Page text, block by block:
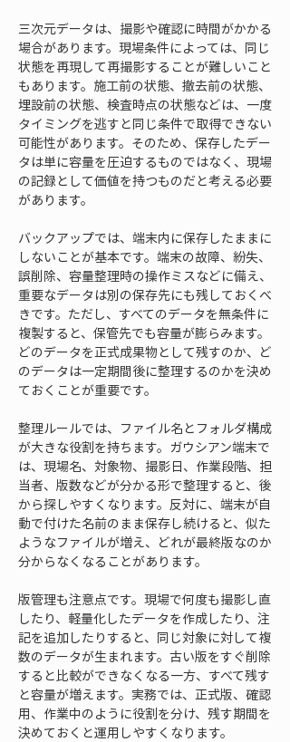
三次元データは、撮影や確認に時間がかかる
場合があります。現場条件によっては、同じ
状態を再現して再撮影することが難しいこと
もあります。施工前の状態、撤去前の状態、
埋設前の状態、検査時点の状態などは、一度
タイミングを逃すと同じ条件で取得できない
可能性があります。そのため、保存したデー
タは単に容量を圧迫するものではなく、現場
の記録として価値を持つものだと考える必要
があります。
バックアップでは、端末内に保存したままに
しないことが基本です。端末の故障、紛失、
誤削除、容量整理時の操作ミスなどに備え、
重要なデータは別の保存先にも残しておくべ
きです。ただし、すべてのデータを無条件に
複製すると、保管先でも容量が膨らみます。
どのデータを正式成果物として残すのか、ど
のデータは一定期間後に整理するのかを決め
ておくことが重要です。
整理ルールでは、ファイル名とフォルダ構成
が大きな役割を持ちます。ガウシアン端末で
は、現場名、対象物、撮影日、作業段階、担
当者、版数などが分かる形で整理すると、後
から探しやすくなります。反対に、端末が自
動で付けた名前のまま保存し続けると、似た
ようなファイルが増え、どれが最終版なのか
分からなくなることがあります。
版管理も注意点です。現場で何度も撮影し直
したり、軽量化したデータを作成したり、注
記を追加したりすると、同じ対象に対して複
数のデータが生まれます。古い版をすぐ削除
すると比較ができなくなる一方、すべて残す
と容量が増えます。実務では、正式版、確認
用、作業中のように役割を分け、残す期間を
決めておくと運用しやすくなります。